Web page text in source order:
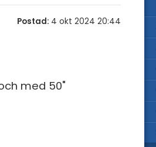
Postad: 4 okt 2024 20:44
med 50"
Kemi
Programmering